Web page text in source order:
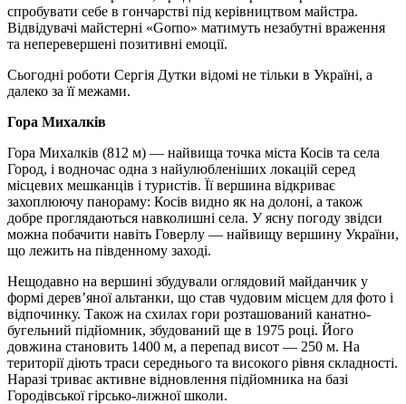
спробувати себе в гончарстві під керівництвом майстра.
Відвідувачі майстерні «Gorno» матимуть незабутні враження
та неперевершені позитивні емоції.
Сьогодні роботи Сергія Дутки відомі не тільки в Україні, а
далеко за її межами.
Гора Михалків
Гора Михалків (812 м) — найвища точка міста Косів та села
Город, і водночас одна з найулюбленіших локацій серед
місцевих мешканців і туристів. Її вершина відкриває
захоплюючу панораму: Косів видно як на долоні, а також
добре проглядаються навколишні села. У ясну погоду звідси
можна побачити навіть Говерлу — найвищу вершину України,
що лежить на південному заході.
Нещодавно на вершині збудували оглядовий майданчик у
формі дерев’яної альтанки, що став чудовим місцем для фото і
відпочинку. Також на схилах гори розташований канатно-
бугельний підйомник, збудований ще в 1975 році. Його
довжина становить 1400 м, а перепад висот — 250 м. На
території діють траси середнього та високого рівня складності.
Наразі триває активне відновлення підйомника на базі
Городівської гірсько-лижної школи.